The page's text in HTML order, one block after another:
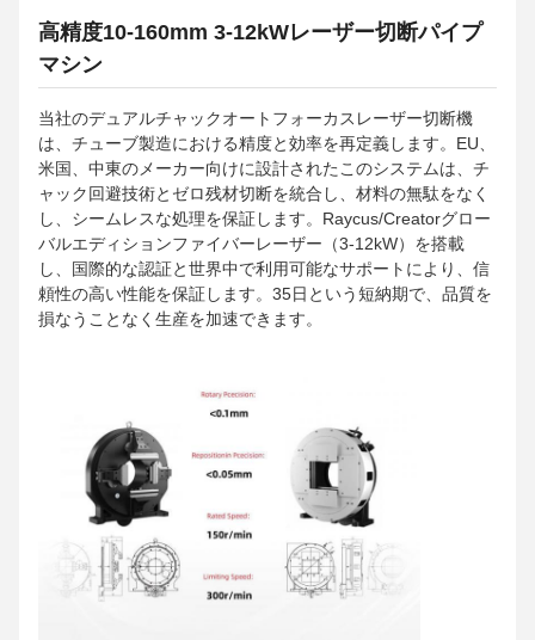
高精度10-160mm 3-12kWレーザー切断パイプ
マシン
当社のデュアルチャックオートフォーカスレーザー切断機
は、チューブ製造における精度と効率を再定義します。EU、
米国、中東のメーカー向けに設計されたこのシステムは、チ
ャック回避技術とゼロ残材切断を統合し、材料の無駄をなく
し、シームレスな処理を保証します。Raycus/Creatorグロー
バルエディションファイバーレーザー（3-12kW）を搭載
し、国際的な認証と世界中で利用可能なサポートにより、信
頼性の高い性能を保証します。35日という短納期で、品質を
損なうことなく生産を加速できます。